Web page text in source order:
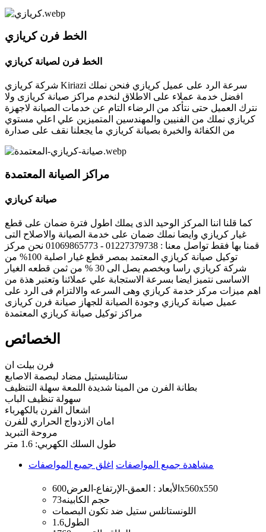
الخط فرن كريازي
الخط فرن لصيانة كريازي
شركة كريازي Kiriazi سرعة الرد على عميل كريازي فنحن نملك
افضل خدمة عملاء على الاطلاق لنخدم مراكز صيانة كريازى ولا
نترك العميل حتى نتأكد من الرضاء التام عن خدمات الصيانة لاجهزة
كريازي نملك من الفنيين والمهندسين المتميزين علي اعلي مستوي
من الكفائة والخبرة بصيانة كريازي ما يجعلنا نقف على صدارة
مراكز الصيانة المعتمدة
صيانة كريازي
كما قلنا اننا المركز الوحيد الذى يملك اطول فترة ضمان على قطع
غيار كريازي وايضا نملك ضمان على خدمة الصيانة والاصلاح التى
قمنا بها فقط تواصل معنا : 01227379738 - 01069865773 نحن مركز
توكيل صيانة كريازي المعتمد بمصر قطع غيار اصلية 100% من
شركة كريازي راسا وبخصم يصل الى 30 % من ثمن قطعه الغيار
الاساسى نتميز ايضا بسرعة الاستجابة علي عملائنا وتعتبر هذة من
اهم ميزات مركز خدمة كريازي وهى السرعه والالتزام فى الرد على
عميل صيانة كريازي وجودة الصيانة للجهاز صيانة فرن كريازى
مراكز توكيل صيانة كريازي المعتمدة
الخصائص
فرن بيلت ان
ستانليستيل مضاد لبصمة الاصابع
بطانة الفرن من المينا شديدة اللمعة سهلة التنظيف
سهولة تنظيف الباب
اشعال الفرن بالكهرباء
امان الازدواج الحراري للفرن
مروحة التبريد
طول السلك الكهربي: 1.6 متر
مشاهدة جميع المواصفات اغلق جميع المواصفات
الأبعاد : العمق-الإرتفاع-العرض 600x560x550
حجم الكابينه73
اللونستانلس ستيل ضد تكون البصمات
الطول1.6